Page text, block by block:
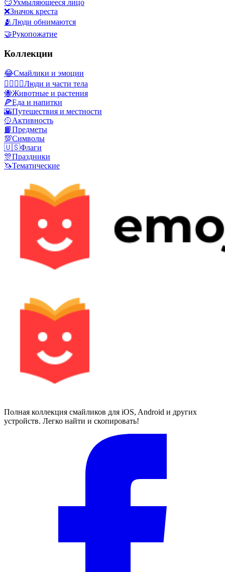
😏Ухмыляющееся лицо
❌Значок креста
🫂Люди обнимаются
🤝Рукопожатие
Коллекции
😂Смайлики и эмоции
👩‍❤️‍💋‍👨Люди и части тела
🐝Животные и растения
🍕Еда и напитки
🌇Путешествия и местности
🥎Активность
📙Предметы
💯Символы
🇺🇸Флаги
🎊Праздники
🦄Тематические
Полная коллекция смайликов для iOS, Android и других
устройств. Легко найти и скопировать!